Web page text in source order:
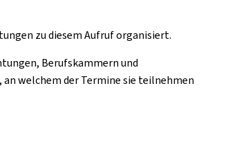
zu diesem Aufruf organisiert.
Berufskammern und
an welchem der Termine sie teilnehmen